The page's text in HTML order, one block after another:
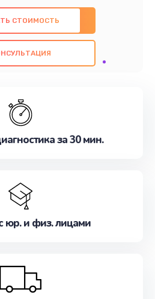
и качественный ремонт с
компонентов, а
качество всех
Наша цель - предоставить
Не медлите записаться на
СТОИМОСТЬ
за 30 мин.
юр. и физ. лицами